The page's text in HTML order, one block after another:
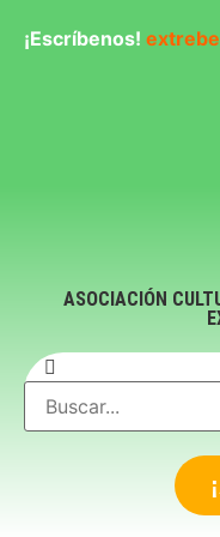
¡Escríbenos!
ASOCIACIÓN